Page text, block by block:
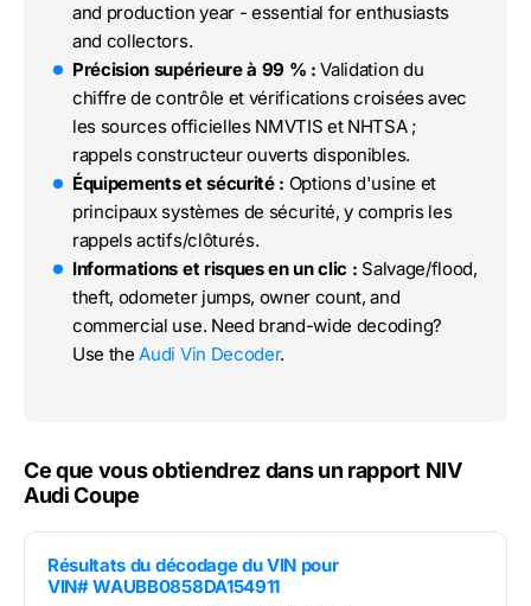
and production year - essential for enthusiasts
and collectors.
Précision supérieure à 99 % : Validation du
chiffre de contrôle et vérifications croisées avec
les sources officielles NMVTIS et NHTSA ;
rappels constructeur ouverts disponibles.
Équipements et sécurité : Options d'usine et
principaux systèmes de sécurité, y compris les
rappels actifs/clôturés.
Informations et risques en un clic : Salvage/flood,
theft, odometer jumps, owner count, and
commercial use. Need brand-wide decoding?
Use theAudi Vin Decoder.
Ce que vous obtiendrez dans un rapport NIV
Audi Coupe
Résultats du décodage du VIN pour
VIN# WAUBB0858DA154911